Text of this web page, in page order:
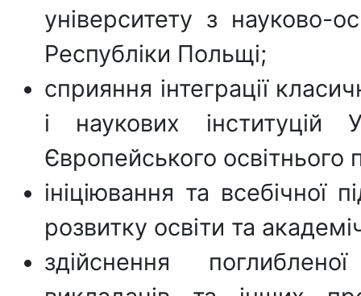
університету з науково-
Республіки Польщі;
cприяння інтеграції
і наукових
Європейського освітнього
ініціювання та всебічної
розвитку освіти та
здійснення